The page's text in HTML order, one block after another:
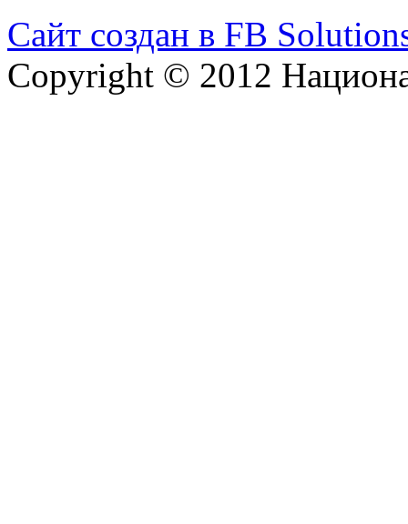
Сайт создан в FB
Copyright © 2012